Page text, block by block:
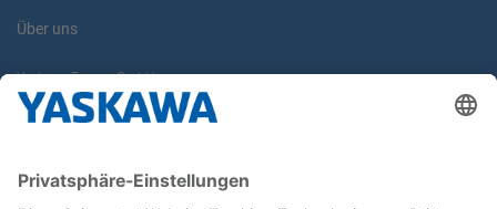
Über uns
Yaskawa Europe GmbH
Karriere
Newsletter